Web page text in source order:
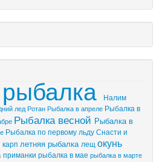
Налим
лед Ротан Рыбалка в апреле Рыбалка в
Рыбалка весной Рыбалка в
Рыбалка по первому льдуСнасти и
карп летняя рыбалка лещ окунь
приманки рыбалка в мае рыбалка в марте